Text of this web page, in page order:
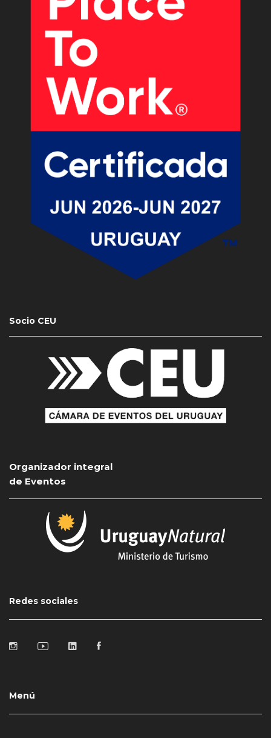
Socio CEU
Organizador integral
de Eventos
Redes sociales
Menú